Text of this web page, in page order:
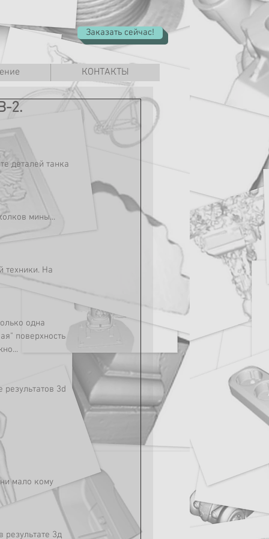
Заказать сейчас!
КОНТАКТЫ
2.
деталей танка
мины...
техники. На
одна
поверхность
3d
мало кому
результате 3д